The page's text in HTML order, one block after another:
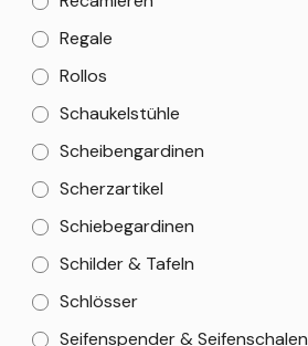
Regale
Rollos
Schaukelstühle
Scheibengardinen
Scherzartikel
Schiebegardinen
Schilder & Tafeln
Schlösser
Seifenspender & Seifenschalen